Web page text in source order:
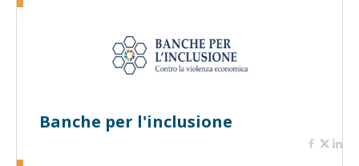
Banche per l'inclusione